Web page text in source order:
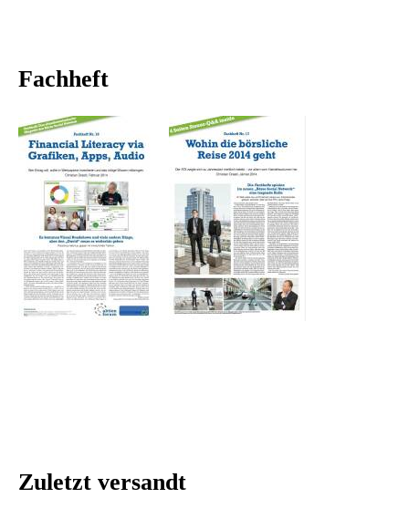
Fachheft
Zuletzt versandt